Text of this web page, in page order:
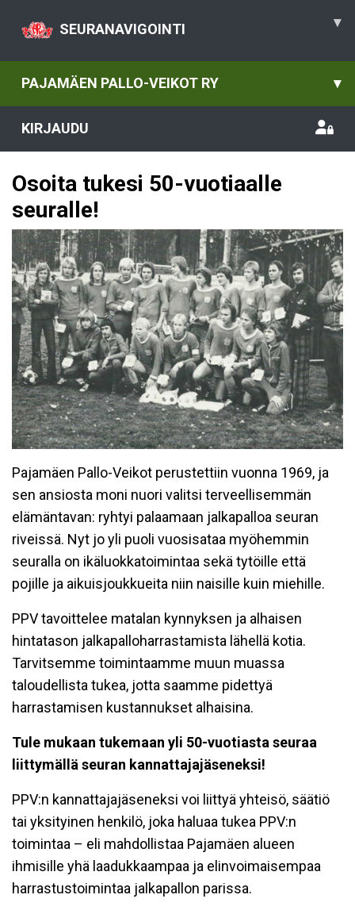
SEURANAVIGOINTI ▾
PAJAMÄEN PALLO-VEIKOT RY ▾
KIRJAUDU
Osoita tukesi 50-vuotiaalle
seuralle!
Pajamäen Pallo-Veikot perustettiin vuonna 1969, ja
sen ansiosta moni nuori valitsi terveellisemmän
elämäntavan: ryhtyi palaamaan jalkapalloa seuran
riveissä. Nyt jo yli puoli vuosisataa myöhemmin
seuralla on ikäluokkatoimintaa sekä tytöille että
pojille ja aikuisjoukkueita niin naisille kuin miehille.
PPV tavoittelee matalan kynnyksen ja alhaisen
hintatason jalkapalloharrastamista lähellä kotia.
Tarvitsemme toimintaamme muun muassa
taloudellista tukea, jotta saamme pidettyä
harrastamisen kustannukset alhaisina.
Tule mukaan tukemaan yli 50-vuotiasta seuraa
liittymällä seuran kannattajajäseneksi!
PPV:n kannattajajäseneksi voi liittyä yhteisö, säätiö
tai yksityinen henkilö, joka haluaa tukea PPV:n
toimintaa – eli mahdollistaa Pajamäen alueen
ihmisille yhä laadukkaampaa ja elinvoimaisempaa
harrastustoimintaa jalkapallon parissa.